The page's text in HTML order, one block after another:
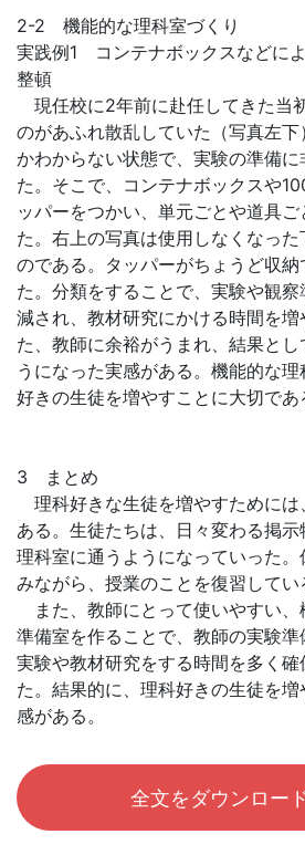
2-2 機能的な理科室づくり
実践例1 コンテナボックスなどに
整頓
現任校に2年前に赴任してきた当
のがあふれ散乱していた（写真左
かわからない状態で、実験の準備
た。そこで、コンテナボックスや
ッパーをつかい、単元ごとや道具
た。右上の写真は使用しなくなっ
のである。タッパーがちょうど収
た。分類をすることで、実験や観
減され、教材研究にかける時間を増
た、教師に余裕がうまれ、結果と
うになった実感がある。機能的な
好きの生徒を増やすことに大切であ
3 まとめ
理科好きな生徒を増やすためには
ある。生徒たちは、日々変わる掲
理科室に通うようになっていった
みながら、授業のことを復習してい
また、教師にとって使いやすい、
準備室を作ることで、教師の実験
実験や教材研究をする時間を多く
た。結果的に、理科好きの生徒を
感がある。
全文をダウンロー